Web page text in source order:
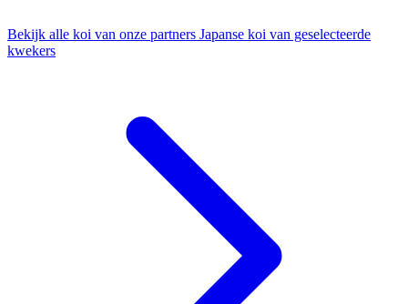
Bekijk alle koi van onze partners Japanse koi van geselecteerde
kwekers